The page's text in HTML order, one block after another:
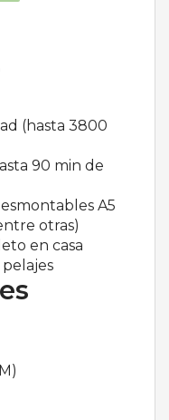
(hasta 3800
90 min de
A5
otras)
en casa